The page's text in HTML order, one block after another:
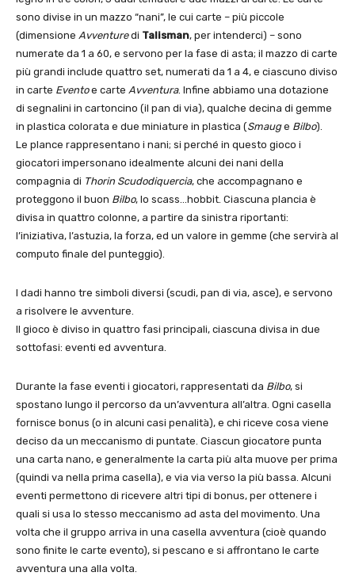
sono divise in un mazzo “nani”, le cui carte – più piccole
(dimensione Avventuredi Talisman, per intenderci) – sono
numerate da 1 a 60, e servono per la fase di asta; il mazzo di carte
più grandi include quattro set, numerati da 1 a 4, e ciascuno diviso
in carte Eventoe carte Avventura. Infine abbiamo una dotazione
di segnalini in cartoncino (il pan di via), qualche decina di gemme
in plastica colorata e due miniature in plastica (Smauge Bilbo).
Le plance rappresentano i nani; si perché in questo gioco i
giocatori impersonano idealmente alcuni dei nani della
compagnia di Thorin Scudodiquercia, che accompagnano e
proteggono il buon Bilbo, lo scass…hobbit. Ciascuna plancia è
divisa in quattro colonne, a partire da sinistra riportanti:
l’iniziativa, l’astuzia, la forza, ed un valore in gemme (che servirà al
computo finale del punteggio).
I dadi hanno tre simboli diversi (scudi, pan di via, asce), e servono
a risolvere le avventure.
Il gioco è diviso in quattro fasi principali, ciascuna divisa in due
sottofasi: eventi ed avventura.
Durante la fase eventi i giocatori, rappresentati da Bilbo, si
spostano lungo il percorso da un’avventura all’altra. Ogni casella
fornisce bonus (o in alcuni casi penalità), e chi riceve cosa viene
deciso da un meccanismo di puntate. Ciascun giocatore punta
una carta nano, e generalmente la carta più alta muove per prima
(quindi va nella prima casella), e via via verso la più bassa. Alcuni
eventi permettono di ricevere altri tipi di bonus, per ottenere i
quali si usa lo stesso meccanismo ad asta del movimento. Una
volta che il gruppo arriva in una casella avventura (cioè quando
sono finite le carte evento), si pescano e si affrontano le carte
avventura una alla volta.